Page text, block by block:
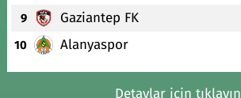
9 Gaziantep FK
10 Alanyaspor
Detaylar için tıklayın